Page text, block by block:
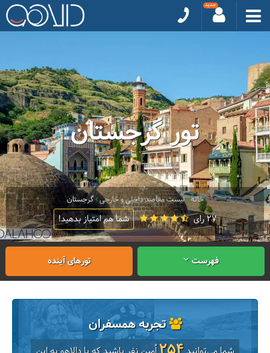
تور گرجستان
خانه لیست مقاصد داخلی و خارجی گرجستان
27 رای شما هم امتیاز بدهید!
فهرست تورهای آینده
تجربه همسفران